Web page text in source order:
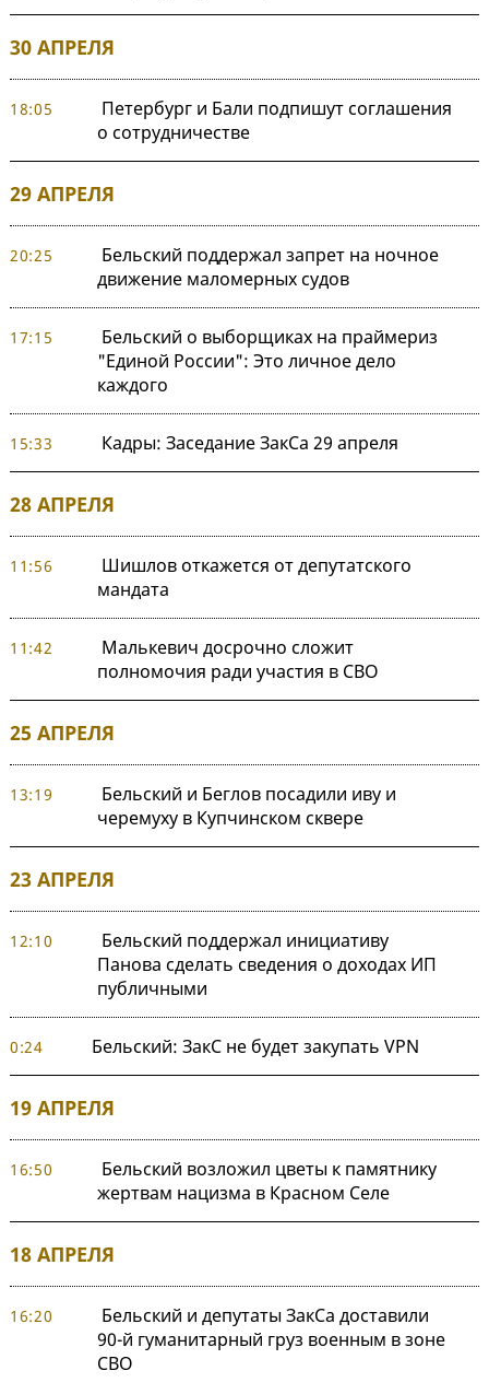
30 АПРЕЛЯ
18:05
Петербург и Бали подпишут соглашения
о сотрудничестве
29 АПРЕЛЯ
20:25
Бельский поддержал запрет на ночное
движение маломерных судов
17:15
Бельский о выборщиках на праймериз
"Единой России": Это личное дело
каждого
15:33 Кадры: Заседание ЗакСа 29 апреля
28 АПРЕЛЯ
11:56
Шишлов откажется от депутатского
мандата
11:42
Малькевич досрочно сложит
полномочия ради участия в СВО
25 АПРЕЛЯ
13:19
Бельский и Беглов посадили иву и
черемуху в Купчинском сквере
23 АПРЕЛЯ
12:10
Бельский поддержал инициативу
Панова сделать сведения о доходах ИП
публичными
0:24 Бельский: ЗакС не будет закупать VPN
19 АПРЕЛЯ
16:50
Бельский возложил цветы к памятнику
жертвам нацизма в Красном Селе
18 АПРЕЛЯ
16:20
Бельский и депутаты ЗакСа доставили
90-й гуманитарный груз военным в зоне
СВО